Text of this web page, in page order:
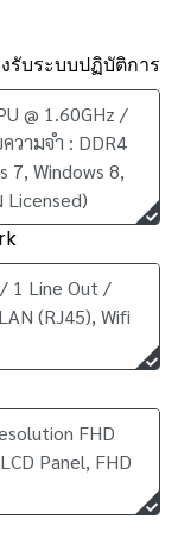
รับระบบปฏิบัติการ
@ 1.60GHz /
วามจำ : DDR4
7, Windows 8,
Licensed)
1 Line Out /
(RJ45), Wifi
FHD
Panel, FHD